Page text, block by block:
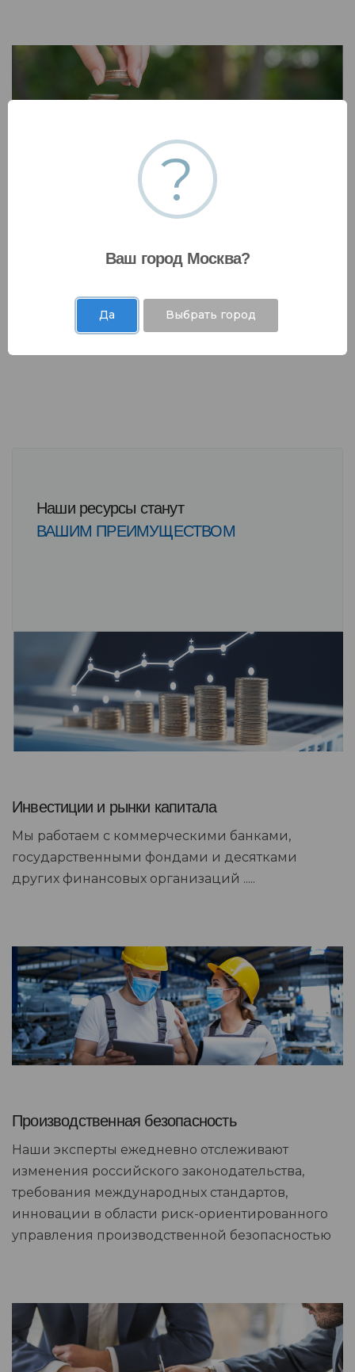
Бережливое производство
Концепция бережливого производства,
устранению всех видов потерь, а стратегия
современному предприятию
Наши ресурсы станут
ВАШИМ ПРЕИМУЩЕСТВОМ
Инвестиции и рынки капитала
Мы работаем с коммерческими банками,
государственными фондами и десятками
других финансовых организаций .....
Производственная безопасность
Наши эксперты ежедневно отслеживают
изменения российского законодательства,
требования международных стандартов,
инновации в области риск-ориентированного
управления производственной безопасностью
?
Ваш город Москва?
Да Выбрать город